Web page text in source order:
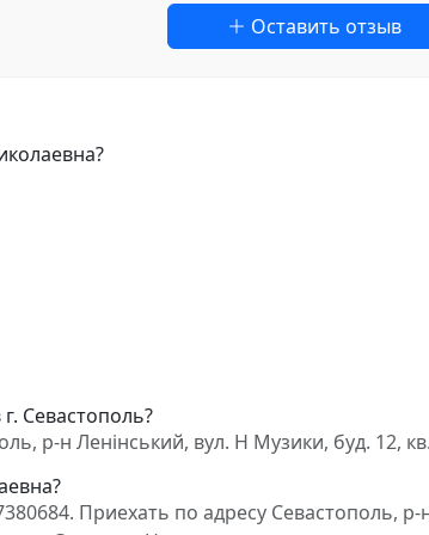
Оставить отзыв
Севастополь?
р-н Ленінський, вул. Н Музики, буд. 12,
Приехать по адресу Севастополь, р-